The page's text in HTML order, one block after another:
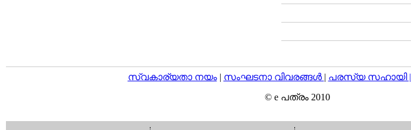
സ്വകാര്യതാ നയം| സംഘടനാ വിവരങ്ങള്‍ | പരസ്യ സഹായി |
© e പത്രം 2010